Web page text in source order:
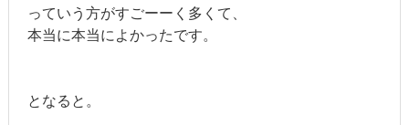
っていう方がすごーーく多くて、
本当に本当によかったです。
となると。